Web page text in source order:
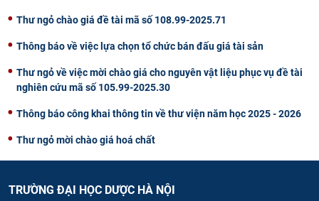
Thư ngỏ chào giá đề tài mã số 108.99-2025.71
Thông báo về việc lựa chọn tổ chức bán đấu giá tài sản
Thư ngỏ về việc mời chào giá cho nguyên vật liệu phục vụ đề tài
nghiên cứu mã số 105.99-2025.30
Thông báo công khai thông tin về thư viện năm học 2025 - 2026
Thư ngỏ mời chào giá hoá chất
TRƯỜNG ĐẠI HỌC DƯỢC HÀ NỘI